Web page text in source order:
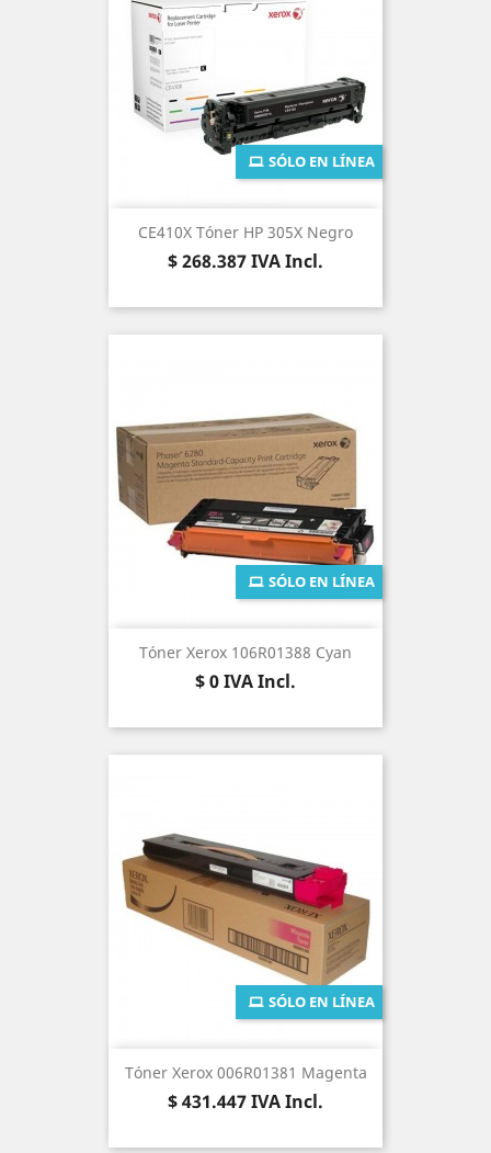
CE410X Tóner HP 305X Negro
Precio
$ 268.387IVA Incl.
SÓLO EN LÍNEA
Tóner Xerox 106R01388 Cyan
Precio
$ 0IVA Incl.
SÓLO EN LÍNEA
Tóner Xerox 006R01381 Magenta
Precio
$ 431.447IVA Incl.
SÓLO EN LÍNEA